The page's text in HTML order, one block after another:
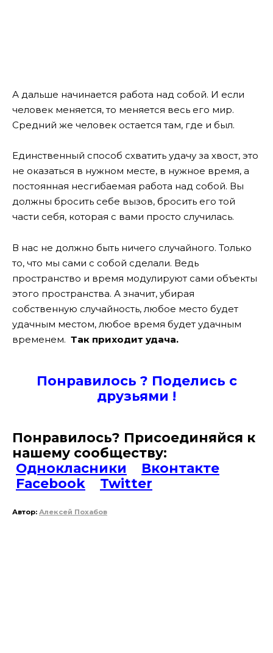
А дальше начинается работа над собой. И если
человек меняется, то меняется весь его мир.
Средний же человек остается там, где и был.
Единственный способ схватить удачу за хвост, это
не оказаться в нужном месте, в нужное время, а
постоянная несгибаемая работа над собой. Вы
должны бросить себе вызов, бросить его той
части себя, которая с вами просто случилась.
В нас не должно быть ничего случайного. Только
то, что мы сами с собой сделали. Ведь
пространство и время модулируют сами объекты
этого пространства. А значит, убирая
собственную случайность, любое место будет
удачным местом, любое время будет удачным
временем. Так приходит удача.
Понравилось ? Поделись с
друзьями !
Понравилось? Присоединяйся к
нашему сообществу:
Однокласники
Вконтакте
Facebook
Twitter
Автор: Алексей Похабов